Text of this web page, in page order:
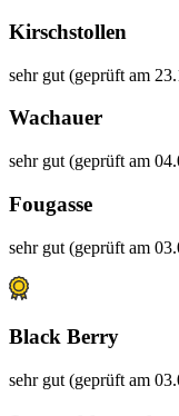
Kirschstollen
sehr gut (geprüft am
Wachauer
sehr gut (geprüft am
Fougasse
sehr gut (geprüft am
Black Berry
sehr gut (geprüft am